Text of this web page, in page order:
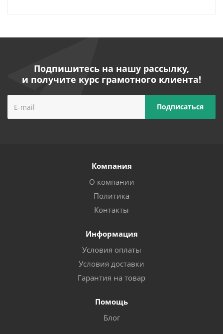
Подпишитесь на нашу рассылку,
и получите курс грамотного клиента!
Компания
О компании
Политика
Контакты
Информация
Условия оплаты
Условия доставки
Гарантия на товар
Помощь
Блог